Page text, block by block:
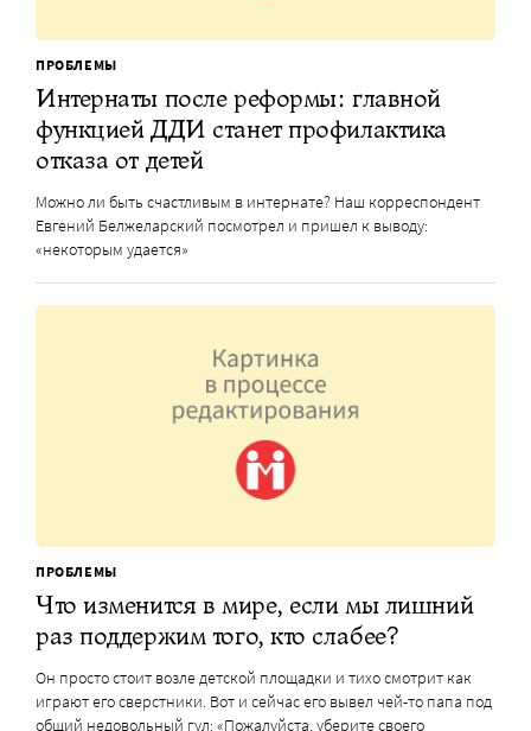
ПРОБЛЕМЫ
Интернаты после реформы: главной
функцией ДДИ станет профилактика
отказа от детей
Можно ли быть счастливым в интернате? Наш корреспондент
Евгений Белжеларский посмотрел и пришел к выводу:
«некоторым удается»
ПРОБЛЕМЫ
Что изменится в мире, если мы лишний
раз поддержим того, кто слабее?
Он просто стоит возле детской площадки и тихо смотрит как
играют его сверстники. Вот и сейчас его вывел чей-то папа под
общий недовольный гул: «Пожалуйста, уберите своего